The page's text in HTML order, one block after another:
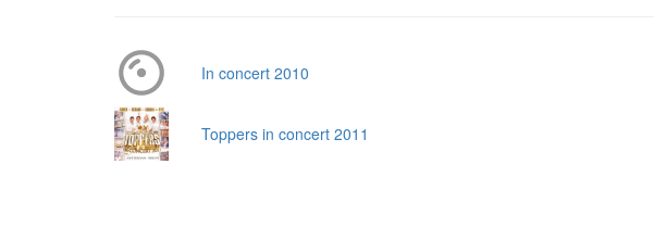
In concert 2010
Toppers in concert 2011